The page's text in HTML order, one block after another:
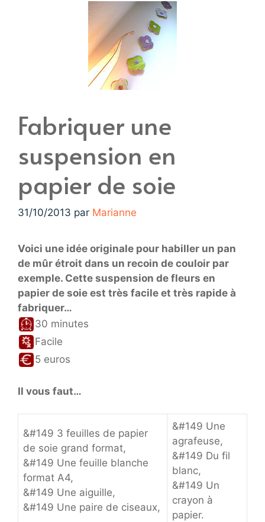
Fabriquer une
suspension en
papier de soie
31/10/2013 par Marianne
Voici une idée originale pour habiller un pan
de mûr étroit dans un recoin de couloir par
exemple. Cette suspension de fleurs en
papier de soie est très facile et très rapide à
fabriquer…
30 minutes
Facile
5 euros
Il vous faut…
&#149 3 feuilles de papier
de soie grand format,
&#149 Une feuille blanche
format A4,
&#149 Une aiguille,
&#149 Une paire de ciseaux,
&#149 Une
agrafeuse,
&#149 Du fil
blanc,
&#149 Un
crayon à
papier.